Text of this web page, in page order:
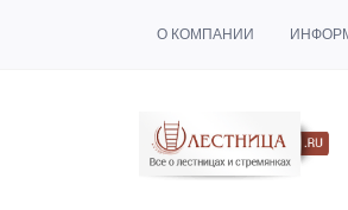
О КОМПАНИИ